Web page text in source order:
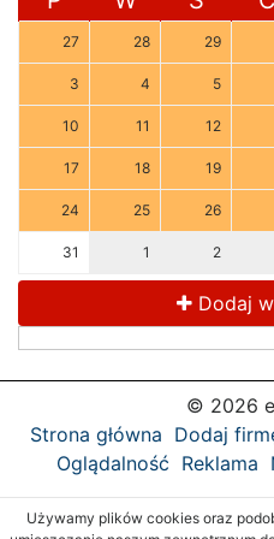
27 28 29
3 4 5
10 11 12
17 18 19
24 25 26
31 1 2
Dodaj
© 2026
Strona główna Dodaj
Oglądalność Reklama
Używamy plików cookies oraz